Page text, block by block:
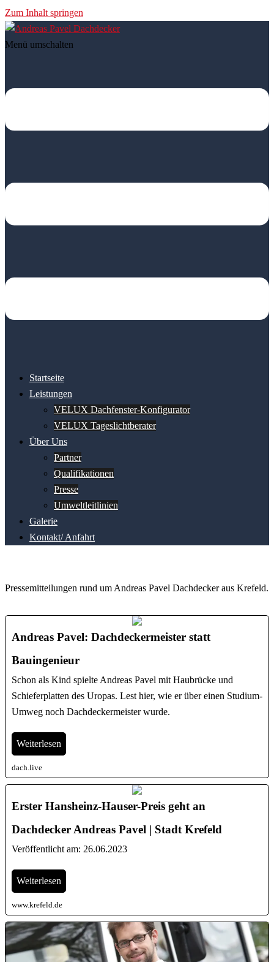
Zum Inhalt springen
Menü umschalten
Startseite
Leistungen
VELUX Dachfenster-Konfigurator
VELUX Tageslichtberater
Über Uns
Partner
Qualifikationen
Presse
Umweltleitlinien
Galerie
Kontakt/ Anfahrt
Pressemitteilungen rund um Andreas Pavel Dachdecker aus Krefeld.
Andreas Pavel: Dachdeckermeister statt
Bauingenieur
Schon als Kind spielte Andreas Pavel mit Haubrücke und
Schieferplatten des Uropas. Lest hier, wie er über einen Studium-
Umweg noch Dachdeckermeister wurde.
Weiterlesen
dach.live
Erster Hansheinz-Hauser-Preis geht an
Dachdecker Andreas Pavel | Stadt Krefeld
Veröffentlicht am: 26.06.2023
Weiterlesen
www.krefeld.de